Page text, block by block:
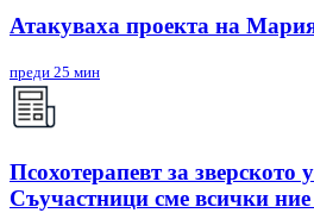
Атакуваха проекта на
преди 25 мин
Псохотерапевт за зверското
Съучастници сме всички